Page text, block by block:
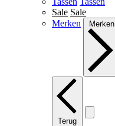
Sale Sale
Merken
Merken
Terug